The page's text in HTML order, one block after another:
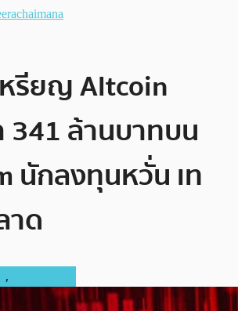
หรียญ Altcoin
341 ล้านบาทบน
นักลงทุนหวั่น เท
ด
,